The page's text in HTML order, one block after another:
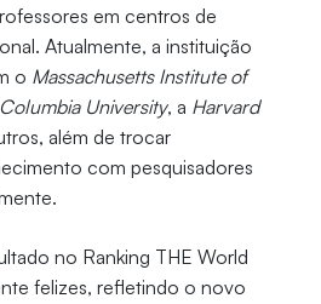
em centros de
Atualmente, a instituição
o Massachusetts Institute of
Columbia University, a Harvard
além de trocar
com pesquisadores
no Ranking THE World
felizes, refletindo o novo